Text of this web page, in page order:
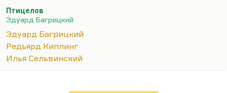
Птицелов
Эдуард Багрицкий
Эдуард Багрицкий
Редьярд Киплинг
Илья Сельвинский